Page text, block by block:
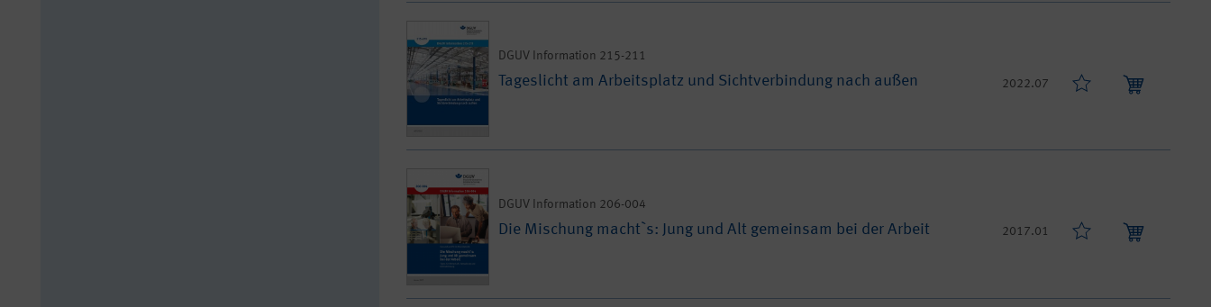
DGUV Information 215-211
Tageslicht am Arbeitsplatz und Sichtverbindung nach außen 2022.07
DGUV Information 206-004
Die Mischung macht`s: Jung und Alt gemeinsam bei der Arbeit 2017.01